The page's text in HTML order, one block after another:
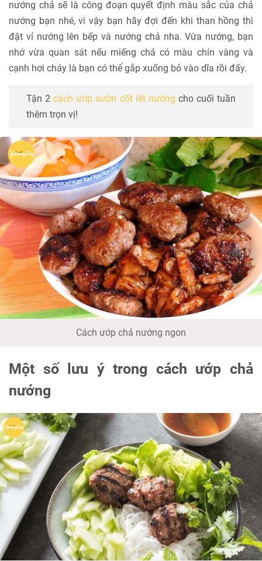
nướng chả sẽ là công đoạn quyết định màu sắc của chả
nướng bạn nhé, vì vậy bạn hãy đợi đến khi than hồng thì
đặt vỉ nướng lên bếp và nướng chả nha. Vừa nướng, bạn
nhớ vừa quan sát nếu miếng chả có màu chín vàng và
cạnh hơi cháy là bạn có thể gắp xuống bỏ vào dĩa rồi đấy.
Tận 2cách ướp sườn cốt lết nướng cho cuối tuần
thêm trọn vị!
Cách ướp chả nướng ngon
Một số lưu ý trong cách ướp chả
nướng